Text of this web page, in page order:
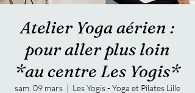
Atelier Yoga aérien :
pour aller plus loin
*au centre Les Yogis*
sam. 09 mars
  |
Les Yogis - Yoga et Pilates Lille